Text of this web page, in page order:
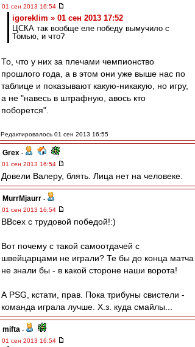
01 сен 2013 16:54
igoreklim » 01 сен 2013 17:52
ЦСКА так вообще еле победу вымучило с
Томью, и что?
То, что у них за плечами чемпионство
прошлого года, а в этом они уже выше нас по
таблице и показывают какую-никакую, но игру,
а не "навесь в штрафную, авось кто
поборется".
Редактировалось 01 сен 2013 16:55
Grex -
01 сен 2013 16:54
Довели Валеру, блять. Лица нет на человеке.
MurrMjaurr -
01 сен 2013 16:54
ВВсех с трудовой победой!:)
Вот почему с такой самоотдачей с
швейцарцами не играли? Те бы до конца матча
не знали бы - в какой стороне наши ворота!
А PSG, кстати, прав. Пока трибуны свистели -
команда играла лучше. Х.з. куда смайлы...
mifta -
01 сен 2013 16:54